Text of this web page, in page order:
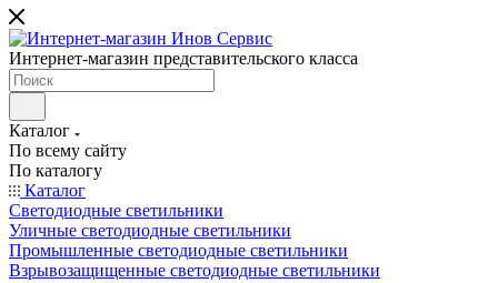
Интернет-магазин представительского класса
Каталог
По всему сайту
По каталогу
Каталог
Светодиодные светильники
Уличные светодиодные светильники
Промышленные светодиодные светильники
Взрывозащищенные светодиодные светильники